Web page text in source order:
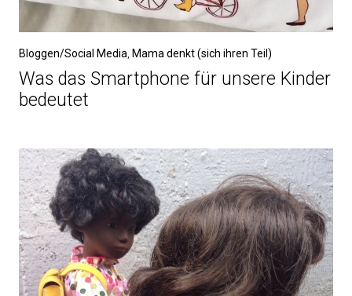
Bloggen/Social Media Mama denkt (sich ihren Teil)
Was das Smartphone für unsere Kinder
bedeutet